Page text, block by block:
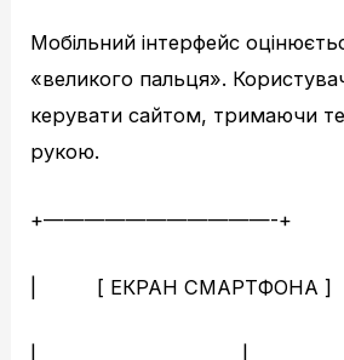
Мобільний інтерфейс
«великого пальця».
керувати сайтом, тримаючи
рукою.
+———————————-+
| [ ЕКРАН СМАРТФОНА